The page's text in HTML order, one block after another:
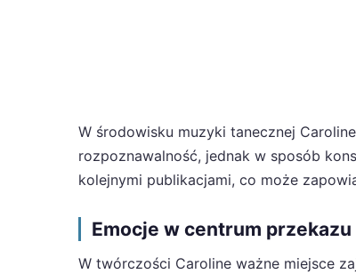
W środowisku muzyki tanecznej
rozpoznawalność, jednak w sposób
kolejnymi publikacjami, co może
Emocje w centrum przekazu
W twórczości Caroline ważne miejsce